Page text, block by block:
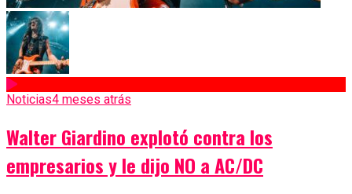
Noticias4 meses atrás
Walter Giardino explotó contra los
empresarios y le dijo NO a AC/DC